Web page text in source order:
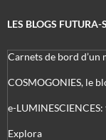
LES BLOGS FUTURA-
Carnets de bord d’un
COSMOGONIES, le
e-
Explora